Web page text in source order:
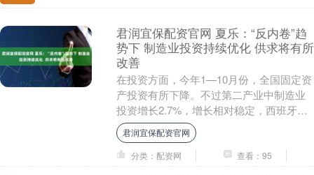
君润宜保配资官网 夏乐：“反内卷”趋
势下 制造业投资持续优化 供求将有所
改善
在投资方面，今年1—10月份，全国固定资
产投资有所下降。不过第二产业中制造业
投资增长2.7%，增长相对稳定，西班牙对
外银行亚洲首席经济学家夏乐表示，....
君润宜保配资官网
分类：配资网
查看：95